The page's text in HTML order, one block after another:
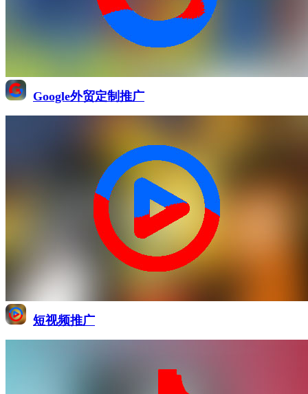
Google外贸定制推广
短视频推广